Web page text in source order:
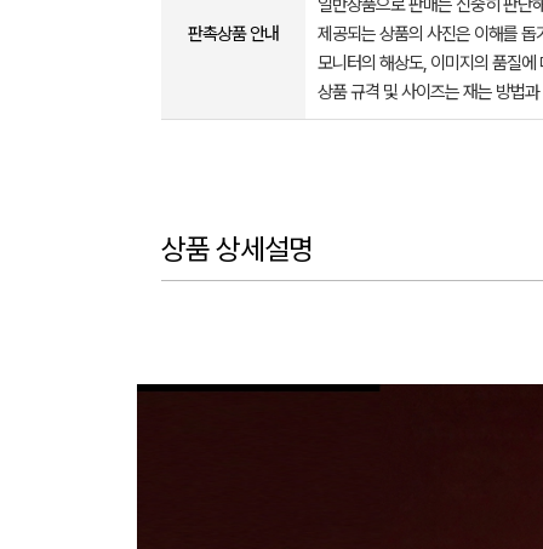
판촉상품 안내
일반상품으로 판매는 신중히 판단
제공되는 상품의 사진은 이해를
모니터의 해상도, 이미지의 품질
상품 규격 및 사이즈는 재는 방법
상품 상세설명